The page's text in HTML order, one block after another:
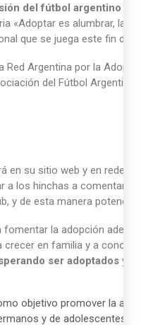
del fútbol argentino
«Adoptar es alumbrar, la
que se juega este fin de
Red Argentina por la
del Fútbol Argentino
en su sitio web y en redes
a los hinchas a comentar
y de esta manera
fomentar la adopción
crecer en familia y a
ser adoptados y
objetivo promover la
y de adolescentes,